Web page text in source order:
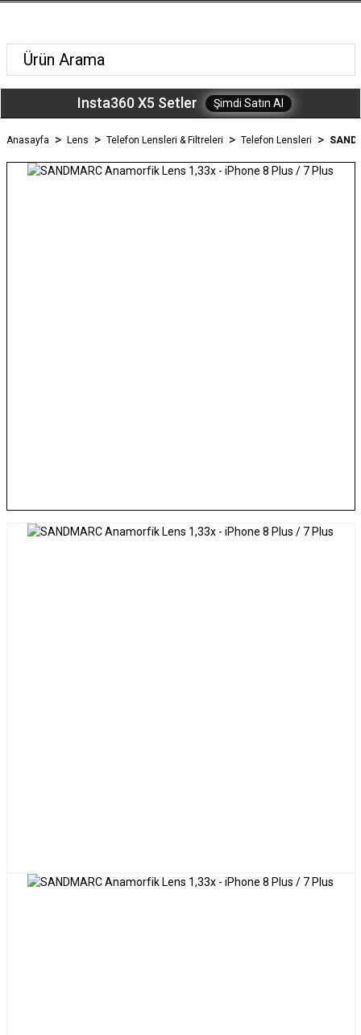
Insta360 X5 Setler Şimdi Satın Al
Anasayfa Lens Telefon Lensleri & Filtreleri Telefon Lensleri